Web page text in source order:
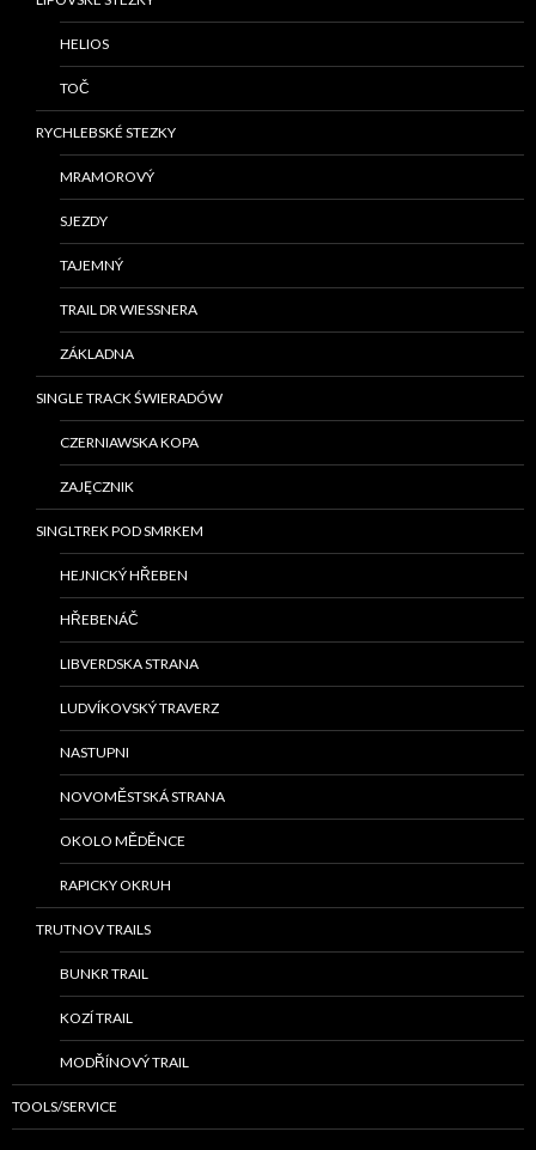
HELIOS
TOČ
RYCHLEBSKÉ STEZKY
MRAMOROVÝ
SJEZDY
TAJEMNÝ
TRAIL DR WIESSNERA
ZÁKLADNA
SINGLE TRACK ŚWIERADÓW
CZERNIAWSKA KOPA
ZAJĘCZNIK
SINGLTREK POD SMRKEM
HEJNICKÝ HŘEBEN
HŘEBENÁČ
LIBVERDSKA STRANA
LUDVÍKOVSKÝ TRAVERZ
NASTUPNI
NOVOMĚSTSKÁ STRANA
OKOLO MĚDĚNCE
RAPICKY OKRUH
TRUTNOV TRAILS
BUNKR TRAIL
KOZÍ TRAIL
MODŘÍNOVÝ TRAIL
TOOLS/SERVICE